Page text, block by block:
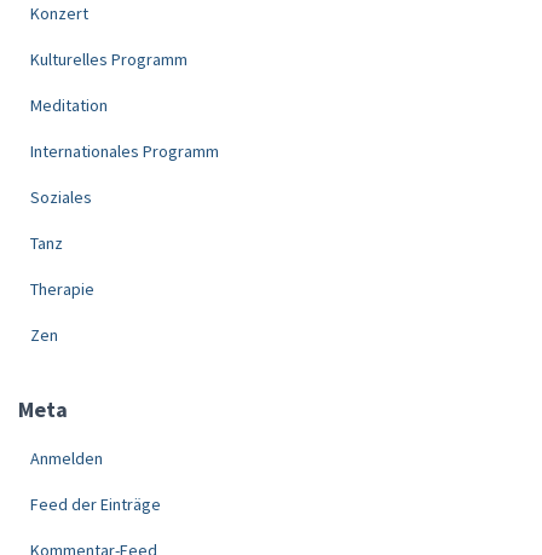
Konzert
Kulturelles Programm
Meditation
Internationales Programm
Soziales
Tanz
Therapie
Zen
Meta
Anmelden
Feed der Einträge
Kommentar-Feed